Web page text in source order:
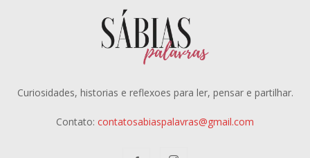
Curiosidades, historias e reflexoes para ler, pensar e partilhar.
Contato: contatosabiaspalavras@gmail.com